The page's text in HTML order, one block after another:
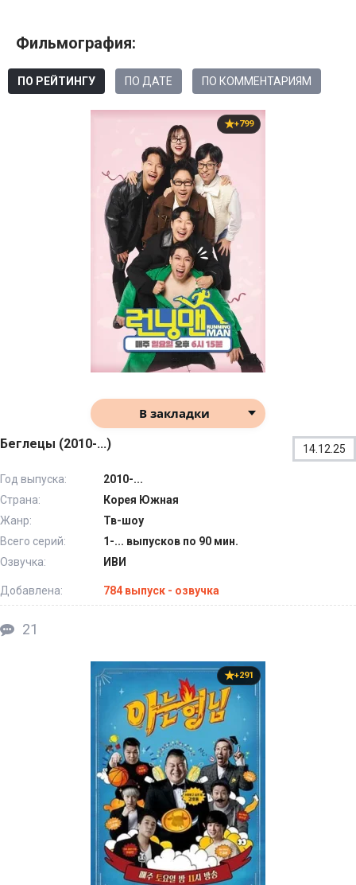
Фильмография:
ПО РЕЙТИНГУ ПО ДАТЕ ПО КОММЕНТАРИЯМ
+799
В закладки
Беглецы (2010-...) 14.12.25
Год выпуска:
2010-...
Страна:
Корея Южная
Жанр:
Тв-шоу
Всего серий:
1-... выпусков по 90 мин.
Озвучка:
ИВИ
Добавлена: 784 выпуск - озвучка
21
+291